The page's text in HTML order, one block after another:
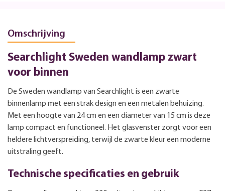
Omschrijving
Searchlight Sweden wandlamp zwart
voor binnen
De Sweden wandlamp van Searchlight is een zwarte
binnenlamp met een strak design en een metalen behuizing.
Met een hoogte van 24 cm en een diameter van 15 cm is deze
lamp compact en functioneel. Het glasvenster zorgt voor een
heldere lichtverspreiding, terwijl de zwarte kleur een moderne
uitstraling geeft.
Technische specificaties en gebruik